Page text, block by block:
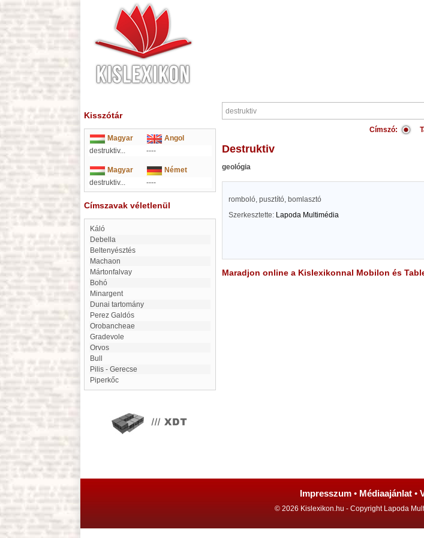
Kisszótár
Magyar
Angol
destruktiv...
----
Magyar
Német
destruktiv...
----
Címszavak véletlenül
káló
debella
beltenyésztés
Machaon
Mártonfalvay
Bohó
Minargent
Dunai tartomány
Perez Galdós
Orobancheae
Gradevole
Orvos
Bull
Pilis - Gerecse
Piperkőc
Címszó:
destruktiv
geológia
romboló, pusztító, bomlasztó
Szerkesztette: Lapoda Multimédia
Maradjon online a Kislexikonnal Mobilon és
Impresszum • Médiaajánlat •
© 2026 Kislexikon.hu - Copyright Lapoda